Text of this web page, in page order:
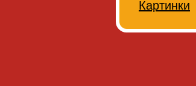
Картинки